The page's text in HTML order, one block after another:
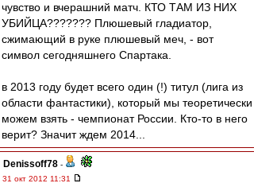
чувство и вчерашний матч. КТО ТАМ ИЗ НИХ
УБИЙЦА??????? Плюшевый гладиатор,
сжимающий в руке плюшевый меч, - вот
символ сегодняшнего Спартака.
в 2013 году будет всего один (!) титул (лига из
области фантастики), который мы теоретически
можем взять - чемпионат России. Кто-то в него
верит? Значит ждем 2014...
Denissoff78 -
31 окт 2012 11:31